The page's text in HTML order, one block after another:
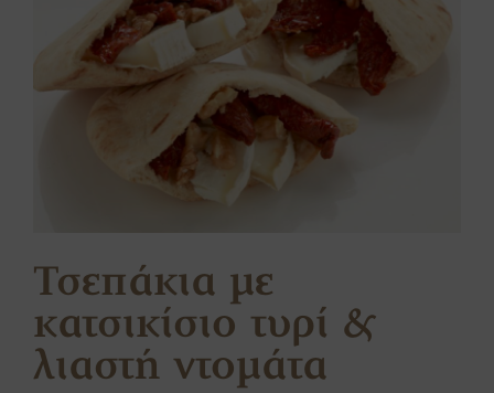
Τσεπάκια με
κατσικίσιο τυρί &
λιαστή ντομάτα